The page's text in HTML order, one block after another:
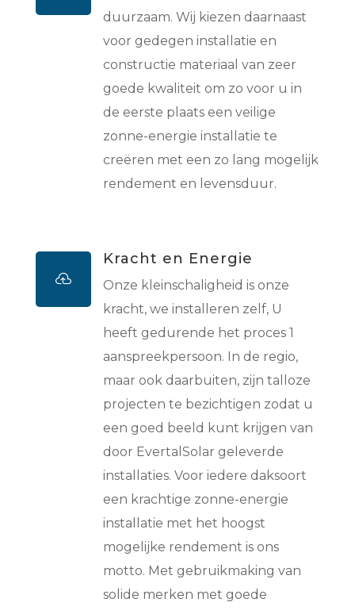
duurzaam. Wij kiezen daarnaast
voor gedegen installatie en
constructie materiaal van zeer
goede kwaliteit om zo voor u in
de eerste plaats een veilige
zonne-energie installatie te
creëren met een zo lang mogelijk
rendement en levensduur.

Kracht en Energie
Onze kleinschaligheid is onze
kracht, we installeren zelf, U
heeft gedurende het proces 1
aanspreekpersoon. In de regio,
maar ook daarbuiten, zijn talloze
projecten te bezichtigen zodat u
een goed beeld kunt krijgen van
door EvertalSolar geleverde
installaties. Voor iedere daksoort
een krachtige zonne-energie
installatie met het hoogst
mogelijke rendement is ons
motto. Met gebruikmaking van
solide merken met goede